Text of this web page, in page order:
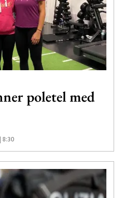
poletel med
8:30